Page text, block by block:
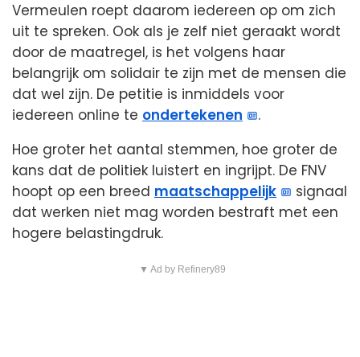
Vermeulen roept daarom iedereen op om zich
uit te spreken. Ook als je zelf niet geraakt wordt
door de maatregel, is het volgens haar
belangrijk om solidair te zijn met de mensen die
dat wel zijn. De petitie is inmiddels voor
iedereen online te ondertekenen
.
Hoe groter het aantal stemmen, hoe groter de
kans dat de politiek luistert en ingrijpt. De FNV
hoopt op een breed maatschappelijk
signaal
dat werken niet mag worden bestraft met een
hogere belastingdruk.
▼ Ad by Refinery89